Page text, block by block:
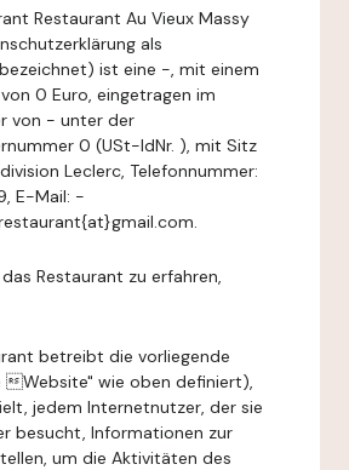
Restaurant Au Vieux Massy
als
ist eine -, mit einem
0 Euro, eingetragen im
von - unter der
0 (USt-IdNr. ), mit Sitz
Leclerc, Telefonnummer:
E-Mail: -
Restaurant zu erfahren,
betreibt die vorliegende
Website" wie oben definiert),
jedem Internetnutzer, der sie
besucht, Informationen zur
um die Aktivitäten des